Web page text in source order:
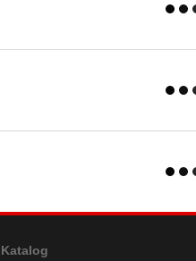
Katalog